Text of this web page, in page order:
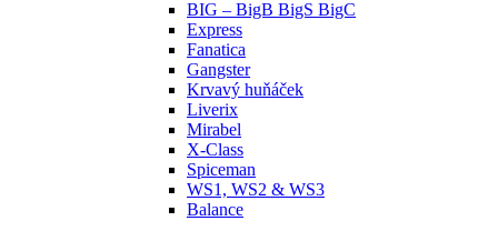
BIG – BigB BigS BigC
Express
Fanatica
Gangster
Krvavý huňáček
Liverix
Mirabel
X-Class
Spiceman
WS1, WS2 & WS3
Balance